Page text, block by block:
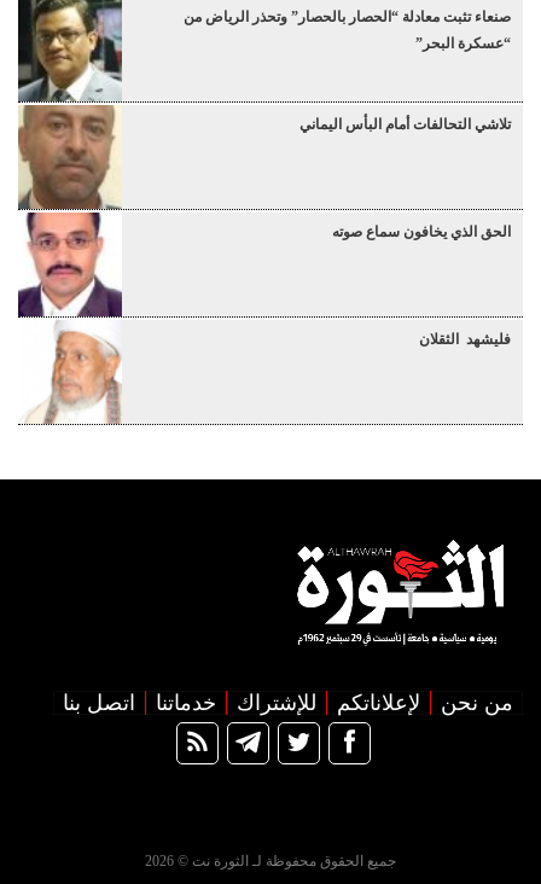
صنعاء تثبت معادلة “الحصار بالحصار” وتحذر الرياض من
“عسكرة البحر”
تلاشي التحالفات أمام البأس اليماني
الحق الذي يخافون سماع صوته
فليشهد الثقلان
من نحن لإعلاناتكم للإشتراك خدماتنا اتصل بنا
جميع الحقوق محفوظة لـ الثورة نت © 2026